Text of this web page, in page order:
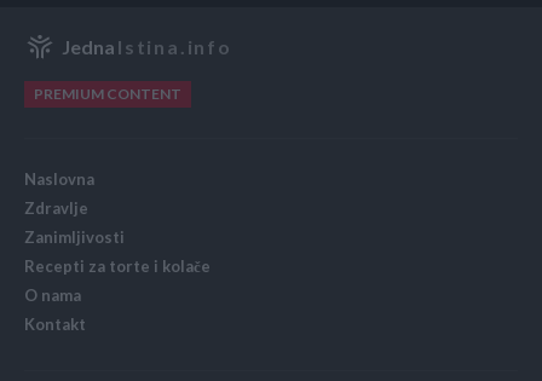
Jedna Istina.info
PREMIUM CONTENT
Naslovna
Zdravlje
Zanimljivosti
Recepti za torte i kolače
O nama
Kontakt